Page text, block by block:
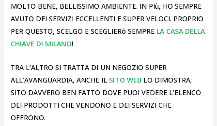
MOLTO BENE, BELLISSIMO AMBIENTE. IN PIù, HO SEMPRE
AVUTO DEI SERVIZI ECCELLENTI E SUPER VELOCI. PROPRIO
PER QUESTO, SCELGO E SCEGLIERò SEMPRE LA CASA DELLA
CHIAVE DI MILANO!
TRA L’ALTRO SI TRATTA DI UN NEGOZIO SUPER
ALL’AVANGUARDIA, ANCHE IL SITO WEB LO DIMOSTRA;
SITO DAVVERO BEN FATTO DOVE PUOI VEDERE L’ELENCO
DEI PRODOTTI CHE VENDONO E DEI SERVIZI CHE
OFFRONO.